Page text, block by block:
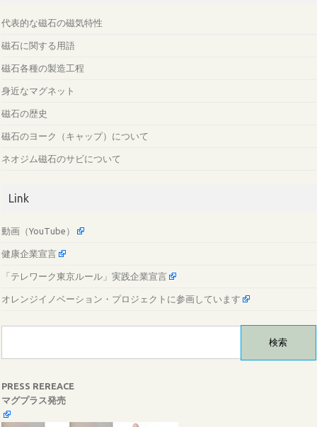
代表的な磁石の磁気特性
磁石に関する用語
磁石各種の製造工程
身近なマグネット
磁石の歴史
磁石のヨーク（キャップ）について
ネオジム磁石のサビについて
Link
動画（YouTube）
健康企業宣言
「テレワーク東京ルール」実践企業宣言
オレンジイノベーション・プロジェクトに参画しています
PRESS REREACE
マグプラス発売